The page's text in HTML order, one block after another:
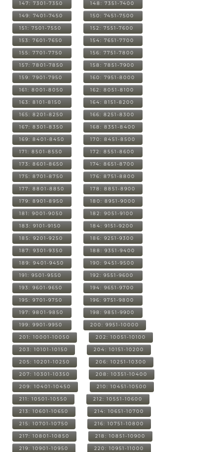
147: 7301-7350 148: 7351-7400
149: 7401-7450 150: 7451-7500
151: 7501-7550 152: 7551-7600
153: 7601-7650 154: 7651-7700
155: 7701-7750 156: 7751-7800
157: 7801-7850 158: 7851-7900
159: 7901-7950 160: 7951-8000
161: 8001-8050 162: 8051-8100
163: 8101-8150 164: 8151-8200
165: 8201-8250 166: 8251-8300
167: 8301-8350 168: 8351-8400
169: 8401-8450 170: 8451-8500
171: 8501-8550 172: 8551-8600
173: 8601-8650 174: 8651-8700
175: 8701-8750 176: 8751-8800
177: 8801-8850 178: 8851-8900
179: 8901-8950 180: 8951-9000
181: 9001-9050 182: 9051-9100
183: 9101-9150 184: 9151-9200
185: 9201-9250 186: 9251-9300
187: 9301-9350 188: 9351-9400
189: 9401-9450 190: 9451-9500
191: 9501-9550 192: 9551-9600
193: 9601-9650 194: 9651-9700
195: 9701-9750 196: 9751-9800
197: 9801-9850 198: 9851-9900
199: 9901-9950 200: 9951-10000
201: 10001-10050 202: 10051-10100
203: 10101-10150 204: 10151-10200
205: 10201-10250 206: 10251-10300
207: 10301-10350 208: 10351-10400
209: 10401-10450 210: 10451-10500
211: 10501-10550 212: 10551-10600
213: 10601-10650 214: 10651-10700
215: 10701-10750 216: 10751-10800
217: 10801-10850 218: 10851-10900
219: 10901-10950 220: 10951-11000